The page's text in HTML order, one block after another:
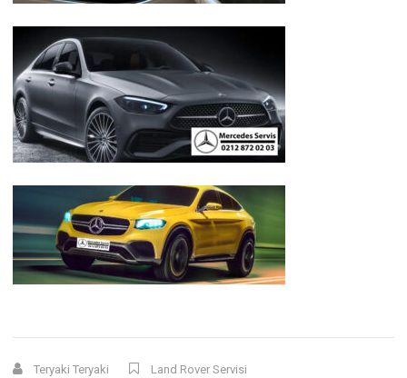
Teryaki Teryaki Land Rover Servisi